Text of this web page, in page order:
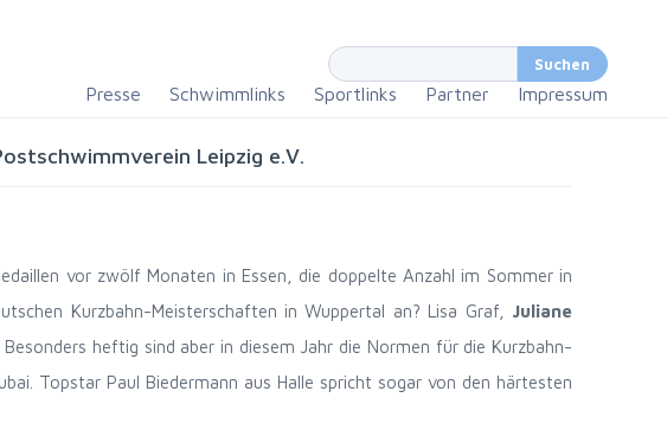
Presse Schwimmlinks Sportlinks Partner Impressum
Leipzig e.V.
vor zwölf Monaten in Essen, die doppelte Anzahl im Sommer in
Kurzbahn-Meisterschaften in Wuppertal an? Lisa Graf, Juliane
heftig sind aber in diesem Jahr die Normen für die Kurzbahn-
Topstar Paul Biedermann aus Halle spricht sogar von den härtesten